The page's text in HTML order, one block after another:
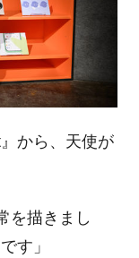
から、天使が
を描きまし
す」